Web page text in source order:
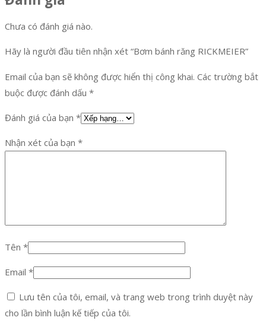
Chưa có đánh giá nào.
Hãy là người đầu tiên nhận xét “Bơm bánh răng RICKMEIER”
Email của bạn sẽ không được hiển thị công khai. Các trường bắt
buộc được đánh dấu *
Đánh giá của bạn *
Nhận xét của bạn *
Tên *
Email *
Lưu tên của tôi, email, và trang web trong trình duyệt này
cho lần bình luận kế tiếp của tôi.